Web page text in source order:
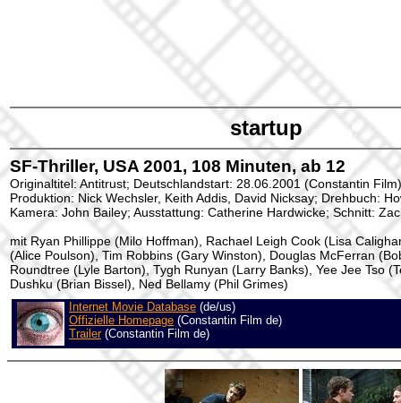
startup
SF-Thriller, USA 2001, 108 Minuten, ab 12
Originaltitel: Antitrust; Deutschlandstart: 28.06.2001 (Constantin
Produktion: Nick Wechsler, Keith Addis, David Nicksay; Drehbuch:
Kamera: John Bailey; Ausstattung: Catherine Hardwicke; Schnitt:
mit Ryan Phillippe (Milo Hoffman), Rachael Leigh Cook (Lisa
(Alice Poulson), Tim Robbins (Gary Winston), Douglas McFerran
Roundtree (Lyle Barton), Tygh Runyan (Larry Banks), Yee Jee Tso
Dushku (Brian Bissel), Ned Bellamy (Phil Grimes)
Internet Movie Database (de/us)
Offizielle Homepage (Constantin Film de)
Trailer(Constantin Film de)